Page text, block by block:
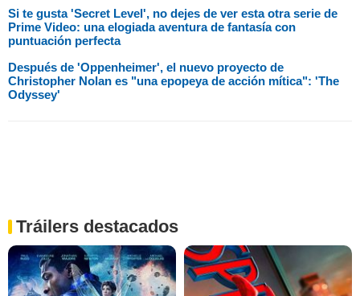
Si te gusta 'Secret Level', no dejes de ver esta otra serie de
Prime Video: una elogiada aventura de fantasía con
puntuación perfecta
Después de 'Oppenheimer', el nuevo proyecto de
Christopher Nolan es "una epopeya de acción mítica": 'The
Odyssey'
Tráilers destacados